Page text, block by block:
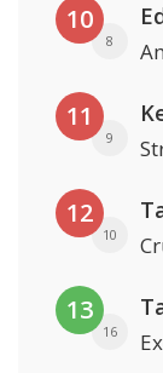
10
8
11
9
12
10
13
16